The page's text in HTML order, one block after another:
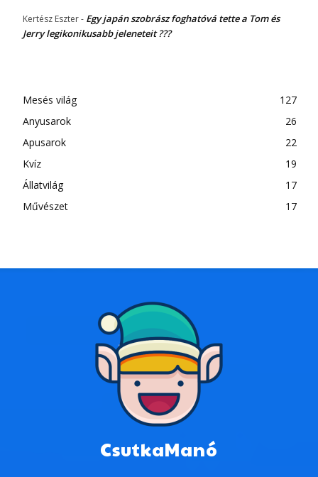
Kertész Eszter- Egy japán szobrász foghatóvá tette a Tom és
Jerry legikonikusabb jeleneteit ???
Mesés világ
127
Anyusarok
26
Apusarok
22
Kvíz
19
Állatvilág
17
Művészet
17
CsutkaManó